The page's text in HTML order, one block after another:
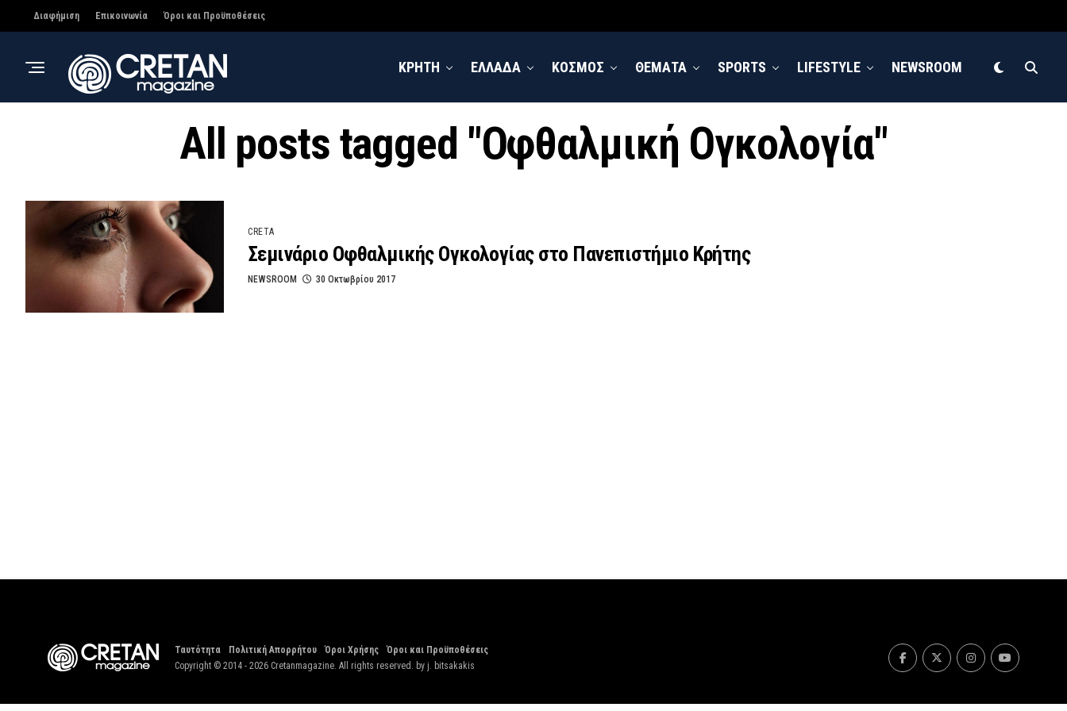
Διαφήμιση Επικοινωνία Όροι και Προϋποθέσεις
ΚΡΗΤΗ ΕΛΛΑΔΑ ΚΟΣΜΟΣ ΘΕΜΑΤΑ SPORTS LIFESTYLE NEWSROOM
All posts tagged "Οφθαλμική Ογκολογία"
CRETA
Σεμινάριο Οφθαλμικής Ογκολογίας στο Πανεπιστήμιο Κρήτης
NEWSROOM 30 Οκτωβρίου 2017
Ταυτότητα Πολιτική Απορρήτου Όροι Χρήσης
Όροι και Προϋποθέσεις
Copyright © 2014 - 2026 Cretanmagazine. All rights reserved. by j. bitsakakis